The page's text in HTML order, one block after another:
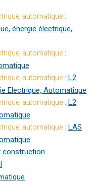
automatique :
énergie électrique,
automatique :
automatique : L2
Electrique, Automatique
automatique : L2
automatique : LAS
construction